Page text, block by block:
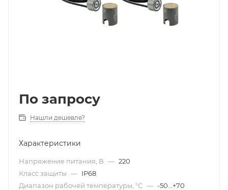
По запросу
Нашли дешевле?
Характеристики
Напряжение питания, В — 220
Класс защиты — IP68
Диапазон рабочей температуры, °С — -50...+70